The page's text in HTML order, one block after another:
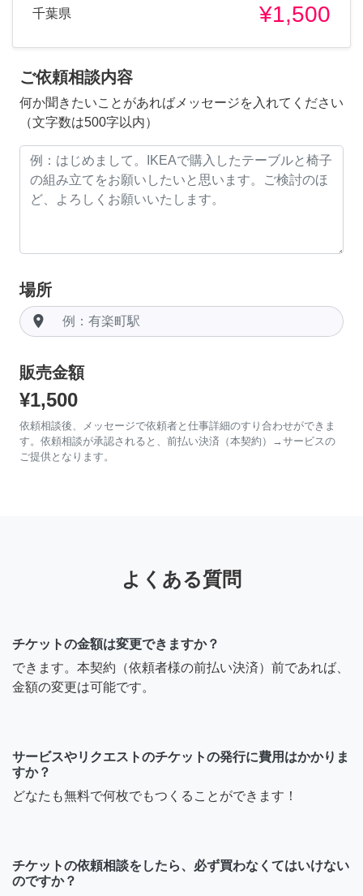
千葉県 ¥1,500
ご依頼相談内容
何か聞きたいことがあればメッセージを入れてください
（文字数は500字以内）
場所
room
販売金額
¥1,500
依頼相談後、メッセージで依頼者と仕事詳細のすり合わせができま
す。依頼相談が承認されると、前払い決済（本契約）→サービスの
ご提供となります。
よくある質問
チケットの金額は変更できますか？
できます。本契約（依頼者様の前払い決済）前であれば、
金額の変更は可能です。
サービスやリクエストのチケットの発行に費用はかかりま
すか？
どなたも無料で何枚でもつくることができます！
チケットの依頼相談をしたら、必ず買わなくてはいけない
のですか？